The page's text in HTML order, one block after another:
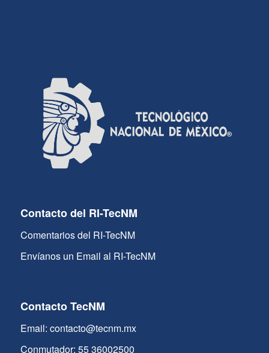
Contacto del RI-TecNM
Comentarios del RI-TecNM
Envíanos un Email al RI-TecNM
Contacto TecNM
Email: contacto@tecnm.mx
Conmutador: 55 36002500